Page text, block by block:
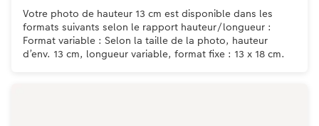
Votre photo de hauteur 13 cm est disponible dans les
formats suivants selon le rapport hauteur/longueur :
Format variable : Selon la taille de la photo, hauteur
d’env. 13 cm, longueur variable, format fixe : 13 x 18 cm.